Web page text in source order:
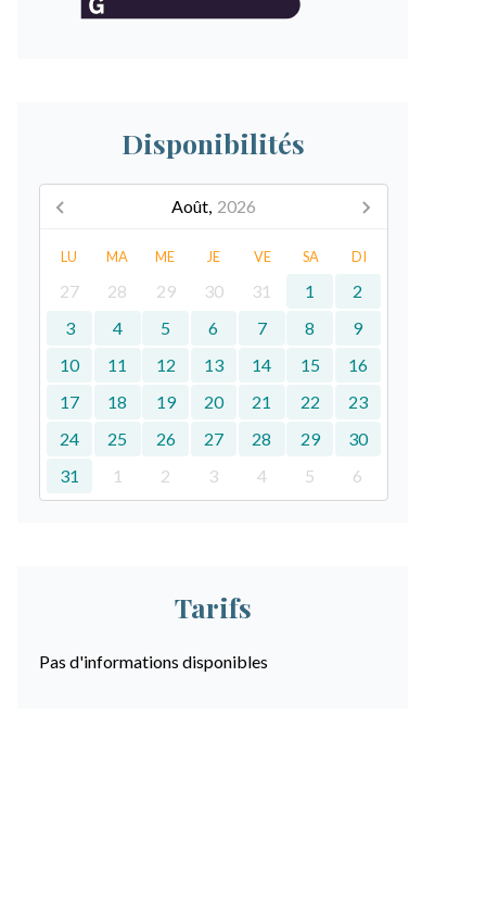
Disponibilités
Août, 2026
LU MA ME JE VE SA DI
27 28 29 30 31 1
2
3
4 5 6 7 8
9
10
11 12 13 14 15
16
17
18 19 20 21 22
23
24
25 26 27 28 29
30
31
1 2 3 4 5 6
Tarifs
Pas d'informations disponibles